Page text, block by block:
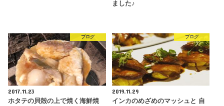
ました♪
ブログ
2017.11.23
ホタテの貝殻の上で焼く海鮮焼
ブログ
2019.11.29
インカのめざめのマッシュと 自